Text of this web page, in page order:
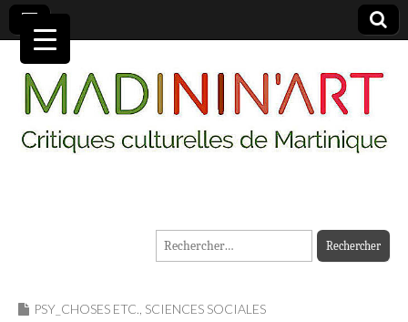
MADININ'ART
Rechercher :
PSY_CHOSES ETC., SCIENCES SOCIALES